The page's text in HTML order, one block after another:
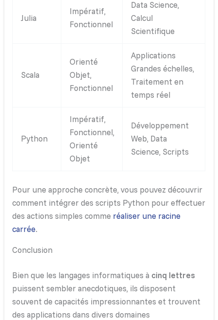
Julia
Impératif,
Fonctionnel
Data Science,
Calcul
Scientifique
Scala
Orienté
Objet,
Fonctionnel
Applications
Grandes échelles,
Traitement en
temps réel
Python
Impératif,
Fonctionnel,
Orienté
Objet
Développement
Web, Data
Science, Scripts
Pour une approche concrète, vous pouvez découvrir
comment intégrer des scripts Python pour effectuer
des actions simples comme réaliser une racine
carrée.
Conclusion
Bien que les langages informatiques à cinq lettres
puissent sembler anecdotiques, ils disposent
souvent de capacités impressionnantes et trouvent
des applications dans divers domaines